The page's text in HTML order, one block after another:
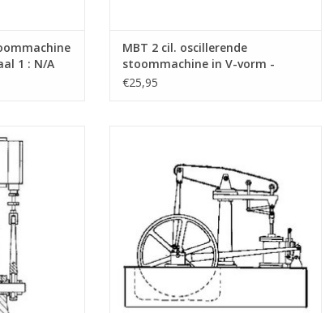
1 : N/A
MBT 2 cil. oscillerende
stoommachine in V-vorm -
Bouwtekening Schaal 1 : N/A
€25,95
"Krekel" -
A (60.01.011)
TOEVOEGEN AAN WINKELWAGEN